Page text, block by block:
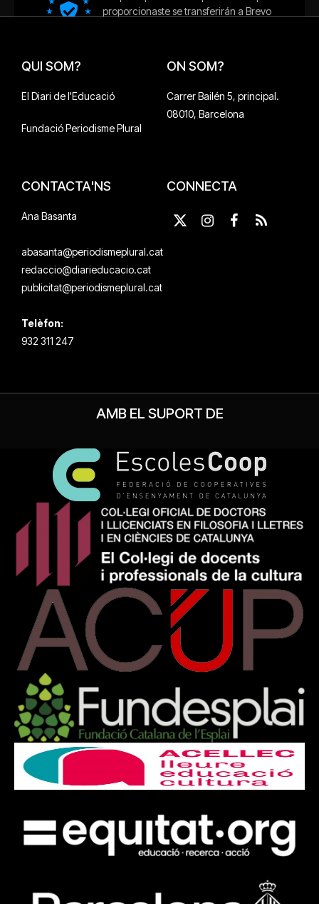
QUI SOM?
El Diari de l'Educació
Fundació Periodisme Plural
ON SOM?
Carrer Bailén 5, principal.
08010, Barcelona
CONTACTA'NS
Ana Basanta
abasanta@periodismeplural.cat
redaccio@diarieducacio.cat
publicitat@periodismeplural.cat
Telèfon:
932 311 247
CONNECTA
X
InstagramFacebook
RSS
AMB EL SUPORT DE